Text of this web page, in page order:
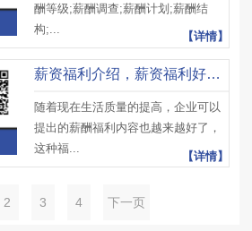
酬等级;薪酬调查;薪酬计划;薪酬结
构;...
【详情】
薪资福利介绍，薪资福利好处以及区别
随着现在生活质量的提高，企业可以
提出的薪酬福利内容也越来越好了，
这种福...
【详情】
2 3 4 下一页